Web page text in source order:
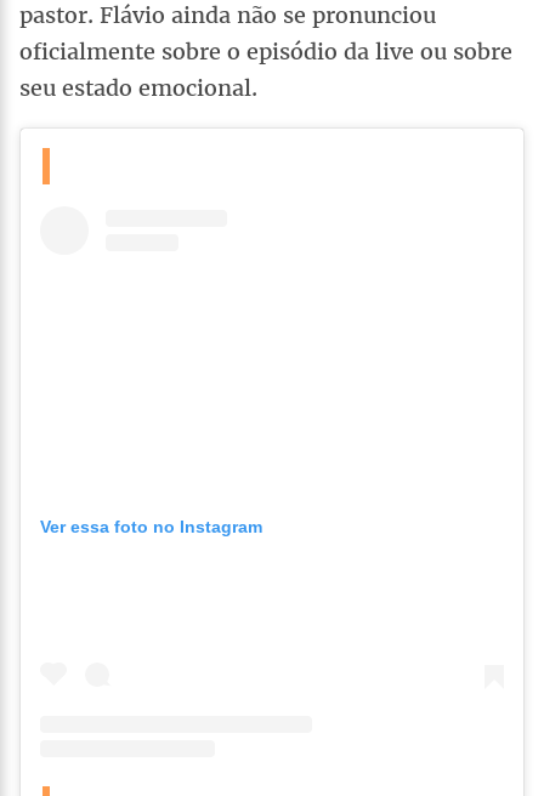
pastor. Flávio ainda não se pronunciou
oficialmente sobre o episódio da live ou sobre
seu estado emocional.
Ver essa foto no Instagram